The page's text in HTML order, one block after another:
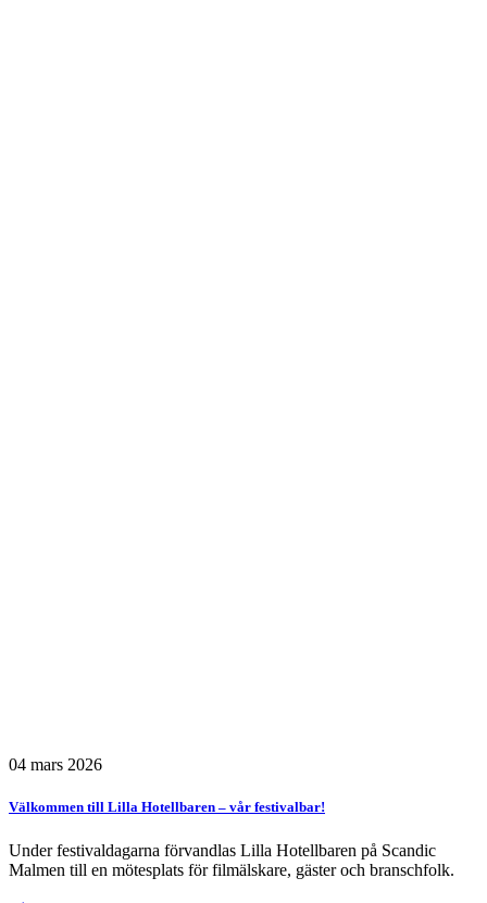
04 mars 2026
Välkommen till Lilla Hotellbaren – vår festivalbar!
Under festivaldagarna förvandlas Lilla Hotellbaren på Scandic
Malmen till en mötesplats för filmälskare, gäster och branschfolk.